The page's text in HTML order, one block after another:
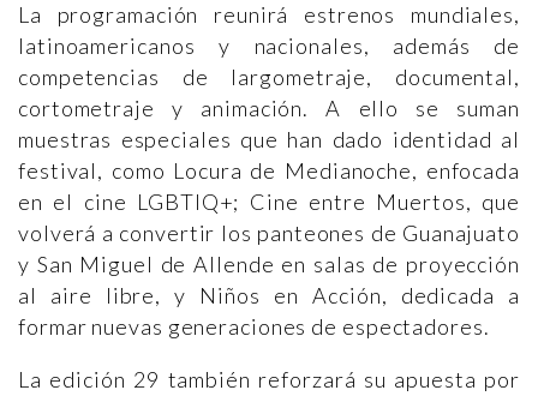
La programación reunirá estrenos mundiales,
latinoamericanos y nacionales, además de
competencias de largometraje, documental,
cortometraje y animación. A ello se suman
muestras especiales que han dado identidad al
festival, como Locura de Medianoche, enfocada
en el cine LGBTIQ+; Cine entre Muertos, que
volverá a convertir los panteones de Guanajuato
y San Miguel de Allende en salas de proyección
al aire libre, y Niños en Acción, dedicada a
formar nuevas generaciones de espectadores.
La edición 29 también reforzará su apuesta por